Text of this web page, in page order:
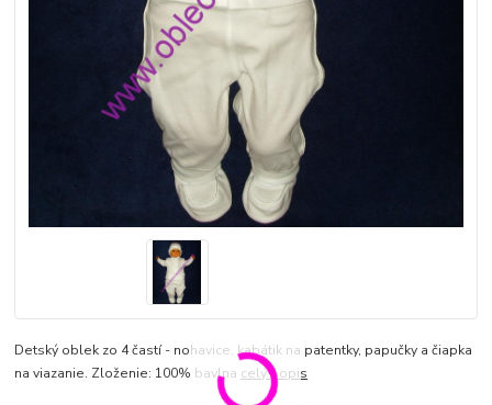
Detský oblek zo 4 častí - nohavice, kabátik na patentky, papučky a čiapka
na viazanie. Zloženie: 100% bavlna celý popis